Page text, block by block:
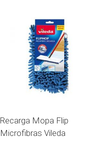
Recarga Mopa Flip
Microfibras Vileda